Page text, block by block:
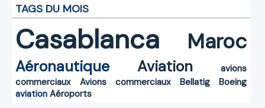
TAGS DU MOIS
Casablanca Maroc
Aéronautique Aviation
avions
commerciaux
Avions commerciaux Bellatig
Boeing
aviation Aéroports